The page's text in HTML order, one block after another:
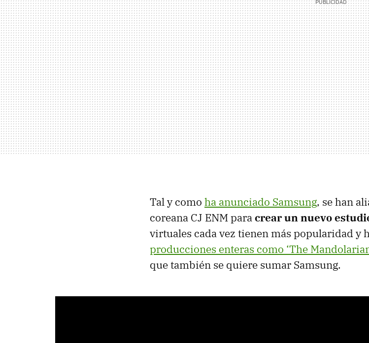
Tal y como ha anunciado Samsung, se han
coreana CJ ENM paracrear un nuevo
virtuales cada vez tienen más popularidad y
producciones enteras como ‘The
que también se quiere sumar Samsung.